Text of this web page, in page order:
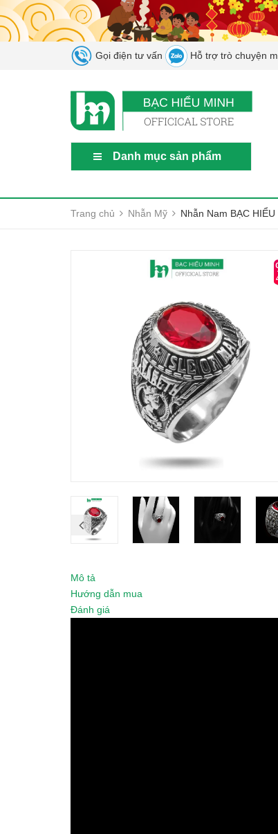
Gọi điện tư vấn Hỗ trợ trò chuyện
Danh mục sản phẩm
Trang chủ Nhẫn Mỹ Nhẫn Nam BẠC
Mô tả
Hướng dẫn mua
Đánh giá